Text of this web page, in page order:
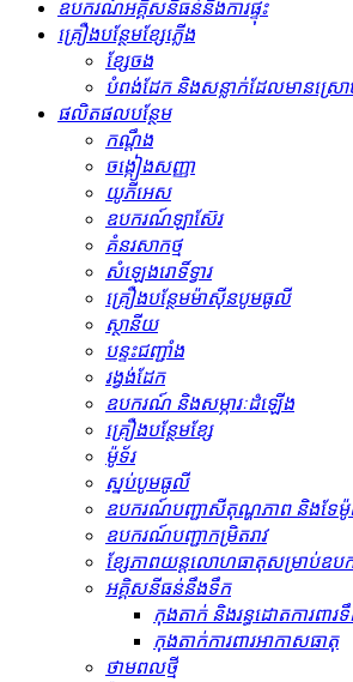
ឧបករណ៍អគ្គិសនីធន់នឹងការផ្ទុះ
គ្រឿងបន្ថែមខ្សែភ្លើង
ខ្សែចង
បំពង់ដែក និងសន្លាក់ដែលមានស្រ
ផលិតផលបន្ថែម
កណ្ដឹង
ចង្កៀងសញ្ញា
យូភីអេស
ឧបករណ៍ឡាស៊ែរ
គំនរសាកថ្ម
សំឡេងរោទិ៍ទ្វារ
គ្រឿងបន្ថែមម៉ាស៊ីនបូមធូលី
ស្ថានីយ
បន្ទះជញ្ជាំង
រង្វង់ដែក
ឧបករណ៍ និងសម្ភារៈដំឡើង
គ្រឿងបន្ថែមខ្សែ
ម៉ូទ័រ
ស្នប់បូមធូលី
ឧបករណ៍បញ្ជាសីតុណ្ហភាព និងទែម៉ូ
ឧបករណ៍បញ្ជាកម្រិតរាវ
ខ្សែភាពយន្តលោហធាតុសម្រាប់ឧ
អគ្គិសនីធន់នឹងទឹក
កុងតាក់ និងរន្ធដោតការពារ
កុងតាក់ការពារអាកាសធាតុ
ថាមពលថ្មី